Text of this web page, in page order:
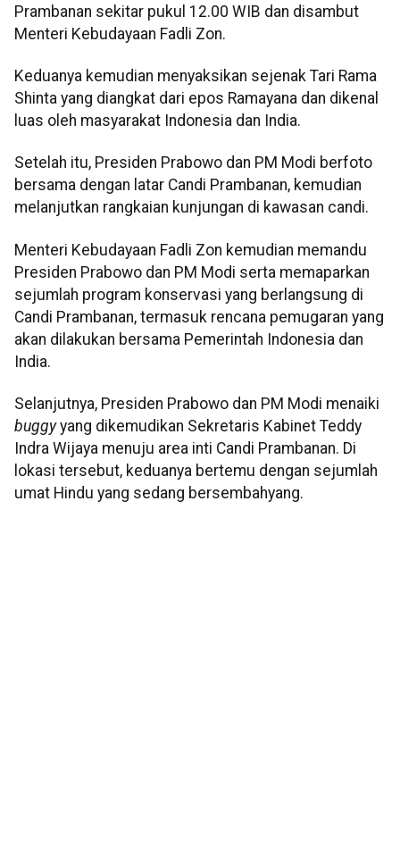
Prambanan sekitar pukul 12.00 WIB dan disambut
Menteri Kebudayaan Fadli Zon.
Keduanya kemudian menyaksikan sejenak Tari Rama
Shinta yang diangkat dari epos Ramayana dan dikenal
luas oleh masyarakat Indonesia dan India.
Setelah itu, Presiden Prabowo dan PM Modi berfoto
bersama dengan latar Candi Prambanan, kemudian
melanjutkan rangkaian kunjungan di kawasan candi.
Menteri Kebudayaan Fadli Zon kemudian memandu
Presiden Prabowo dan PM Modi serta memaparkan
sejumlah program konservasi yang berlangsung di
Candi Prambanan, termasuk rencana pemugaran yang
akan dilakukan bersama Pemerintah Indonesia dan
India.
Selanjutnya, Presiden Prabowo dan PM Modi menaiki
buggyyang dikemudikan Sekretaris Kabinet Teddy
Indra Wijaya menuju area inti Candi Prambanan. Di
lokasi tersebut, keduanya bertemu dengan sejumlah
umat Hindu yang sedang bersembahyang.